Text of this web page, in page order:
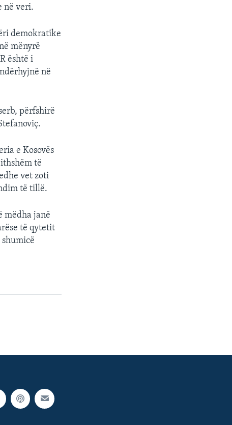
në veri.
demokratike
mënyrë
është i
në
përfshirë
e Kosovës
të
vet zoti
të tillë.
mëdha janë
të qytetit